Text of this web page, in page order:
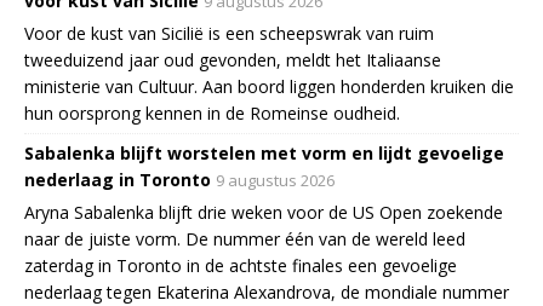
Voor de kust van Sicilië is een scheepswrak van ruim
tweeduizend jaar oud gevonden, meldt het Italiaanse
ministerie van Cultuur. Aan boord liggen honderden kruiken die
hun oorsprong kennen in de Romeinse oudheid.
Sabalenka blijft worstelen met vorm en lijdt gevoelige
nederlaag in Toronto 9 augustus 2026
Aryna Sabalenka blijft drie weken voor de US Open zoekende
naar de juiste vorm. De nummer één van de wereld leed
zaterdag in Toronto in de achtste finales een gevoelige
nederlaag tegen Ekaterina Alexandrova, de mondiale nummer